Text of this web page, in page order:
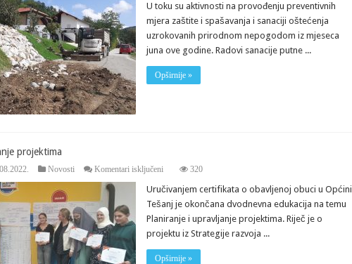
mjere
zaštite
spašavanja
U toku su aktivnosti na provođenju preventivnih
mjera zaštite i spašavanja i sanaciji oštećenja
uzrokovanih prirodnom nepogodom iz mjeseca
juna ove godine. Radovi sanacije putne ...
Opširnije »
projektima
Novosti Komentari isključeniza
i
upravljanje
projektima
320
Uručivanjem certifikata o obavljenoj obuci u Općini
Tešanj je okončana dvodnevna edukacija na temu
Planiranje i upravljanje projektima. Riječ je o
projektu iz Strategije razvoja ...
Opširnije »